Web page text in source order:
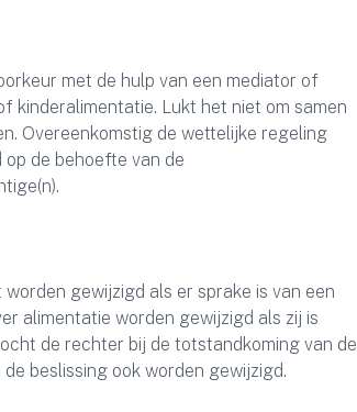
met de hulp van een mediator of
kinderalimentatie. Lukt het niet om samen
Overeenkomstig de wettelijke regeling
de behoefte van de
gewijzigd als er sprake is van een
alimentatie worden gewijzigd als zij is
de rechter bij de totstandkoming van de
beslissing ook worden gewijzigd.